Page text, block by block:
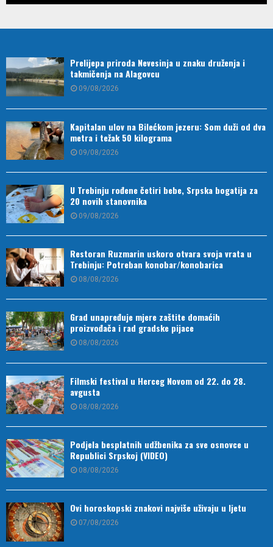
Prelijepa priroda Nevesinja u znaku druženja i
takmičenja na Alagovcu
09/08/2026
Kapitalan ulov na Bilećkom jezeru: Som duži od dva
metra i težak 50 kilograma
09/08/2026
U Trebinju rođene četiri bebe, Srpska bogatija za
20 novih stanovnika
09/08/2026
Restoran Ruzmarin uskoro otvara svoja vrata u
Trebinju: Potreban konobar/konobarica
08/08/2026
Grad unapređuje mjere zaštite domaćih
proizvođača i rad gradske pijace
08/08/2026
Filmski festival u Herceg Novom od 22. do 28.
avgusta
08/08/2026
Podjela besplatnih udžbenika za sve osnovce u
Republici Srpskoj (VIDEO)
08/08/2026
Ovi horoskopski znakovi najviše uživaju u ljetu
07/08/2026